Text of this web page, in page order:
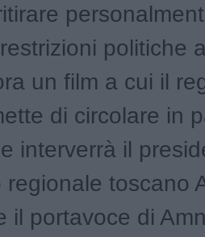
politiche
un film a cui il
di circolare in
interverrà il
regionale toscano
il portavoce di